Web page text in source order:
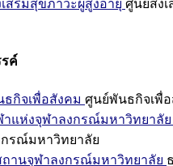
สริมสุขภาวะผู้สูงอายุ ศูนย์ส่ง
ค์
กิจเพื่อสังคม ศูนย์พันธกิจเพื่
แห่งจุฬาลงกรณ์มหาวิทยาลัย
กรณ์มหาวิทยาลัย
ถานจุฬาลงกรณ์มหาวิทยาลัย